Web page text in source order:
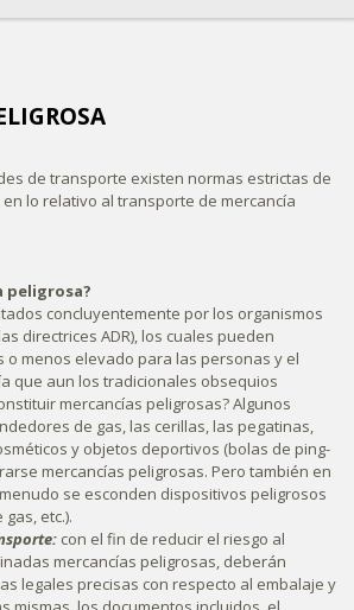
de transporte existen normas estrictas de
lo relativo al transporte de mercancía
peligrosa?
concluyentemente por los organismos
directrices ADR), los cuales pueden
o menos elevado para las personas y el
que aun los tradicionales obsequios
mercancías peligrosas? Algunos
de gas, las cerillas, las pegatinas,
y objetos deportivos (bolas de ping-
mercancías peligrosas. Pero también en
se esconden dispositivos peligrosos
etc.).
con el fin de reducir el riesgo al
mercancías peligrosas, deberán
legales precisas con respecto al embalaje y